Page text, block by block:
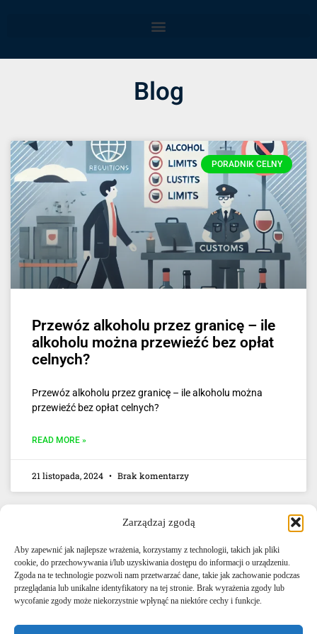
Zarządzaj zgodą
Aby zapewnić jak najlepsze wrażenia, korzystamy z technologii, takich jak pliki
cookie, do przechowywania i/lub uzyskiwania dostępu do informacji o urządzeniu.
Zgoda na te technologie pozwoli nam przetwarzać dane, takie jak zachowanie podczas
przeglądania lub unikalne identyfikatory na tej stronie. Brak wyrażenia zgody lub
wycofanie zgody może niekorzystnie wpłynąć na niektóre cechy i funkcje.
Blog
PORADNIK CELNY
Przewóz alkoholu przez granicę – ile
alkoholu można przewieźć bez opłat
celnych?
Przewóz alkoholu przez granicę – ile alkoholu można
przewieźć bez opłat celnych?
READ MORE »
21 listopada, 2024 Brak komentarzy
E-mail: info@agencjacelna.uk